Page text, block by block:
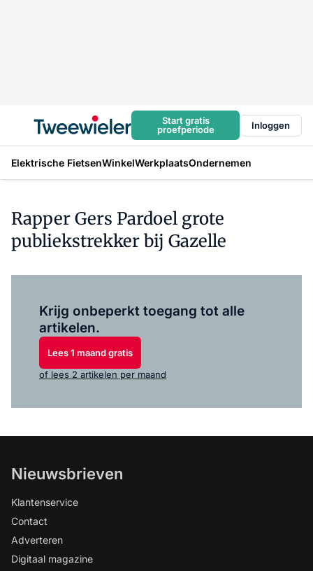
Start gratis
proefperiode
Inloggen
Elektrische FietsenWinkelWerkplaatsOndernemen
Rapper Gers Pardoel grote
publiekstrekker bij Gazelle
Krijg onbeperkt toegang tot alle
artikelen.
Lees 1 maand gratis
of lees 2 artikelen per maand
Nieuwsbrieven
Klantenservice
Contact
Adverteren
Digitaal magazine